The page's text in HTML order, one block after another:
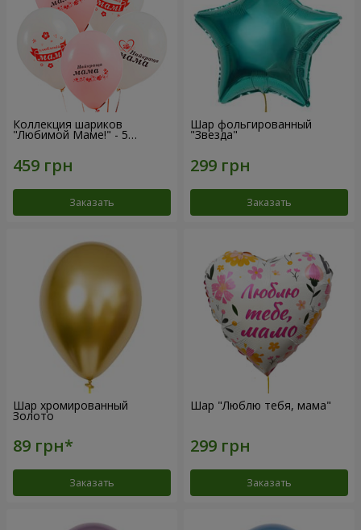
Коллекция шариков
"Любимой Маме!" - 5
Заказать
Шар фольгированный
"Звезда"
Заказать
Шар хромированный
Золото
Заказать
Шар "Люблю тебя, мама"
Заказать